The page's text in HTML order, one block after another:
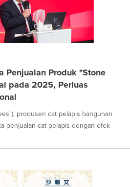
Penjualan Produk "Stone
pada 2025, Perluas
produsen cat pelapis bangunan
penjualan cat pelapis dengan efek